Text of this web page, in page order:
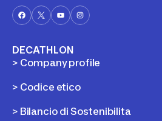
DECATHLON
> Company profile
> Codice etico
> Bilancio di Sostenibilita